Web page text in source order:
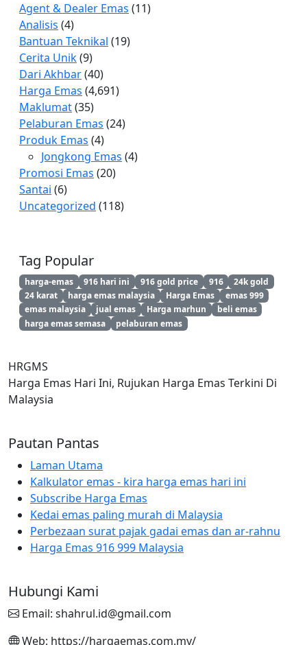
Agent & Dealer Emas (11)
Analisis (4)
Bantuan Teknikal (19)
Cerita Unik(9)
Dari Akhbar(40)
Harga Emas (4,691)
Maklumat(35)
Pelaburan Emas (24)
Produk Emas (4)
Jongkong Emas (4)
Promosi Emas (20)
Santai (6)
Uncategorized (118)
Tag Popular
harga-emas 916 hari ini 916 gold price 916
24k gold
24 karat
harga emas malaysia Harga Emas
emas 999
emas malaysia
jual emas Harga marhun
beli emas
harga emas semasa
pelaburan emas
HRGMS
Harga Emas Hari Ini, Rujukan Harga Emas Terkini Di
Malaysia
Pautan Pantas
Laman Utama
Kalkulator emas - kira harga emas hari ini
Subscribe Harga Emas
Kedai emas paling murah di Malaysia
Perbezaan surat pajak gadai emas dan ar-rahnu
Harga Emas 916 999 Malaysia
Hubungi Kami
Email: shahrul.id@gmail.com
Web: https://hargaemas.com.my/